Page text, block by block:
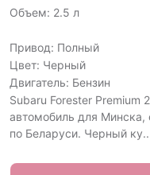
Объем: 2.5 л
Привод: Полный
Цвет: Черный
Двигатель: Бензин
Subaru Forester Premium
автомобиль для
по Беларуси. Черный